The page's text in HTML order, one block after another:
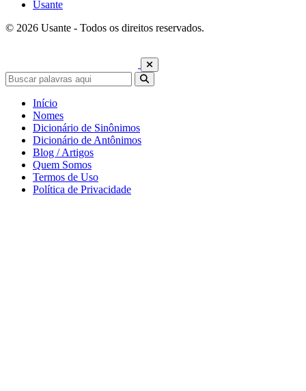
Usante
© 2026 Usante - Todos os direitos reservados.
Início
Nomes
Dicionário de Sinônimos
Dicionário de Antônimos
Blog / Artigos
Quem Somos
Termos de Uso
Política de Privacidade